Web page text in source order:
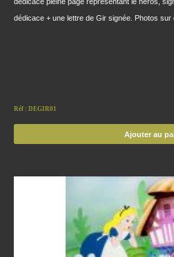
dédicace + une lettre de Gir signée. Photos sur
Réf : DEGIR01
Ajouter au